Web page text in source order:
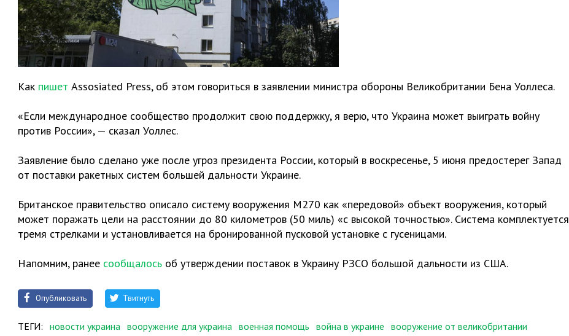
Как пишет Assosiated Press, об этом говориться в заявлении министра обороны Великобритании Бена Уоллеса.
«Если международное сообщество продолжит свою поддержку, я верю, что Украина может выиграть войну
против России», — сказал Уоллес.
Заявление было сделано уже после угроз президента России, который в воскресенье, 5 июня предостерег Запад
от поставки ракетных систем большей дальности Украине.
Британское правительство описало систему вооружения M270 как «передовой» объект вооружения, который
может поражать цели на расстоянии до 80 километров (50 миль) «с высокой точностью». Система комплектуется
тремя стрелками и установливается ​​на бронированной пусковой установке с гусеницами.
Напомним, ранее сообщалось об утверждении поставок в Украину РЗСО большой дальности из США.
Опубликовать Твитнуть
ТЕГИ: новости украина вооружение для украина военная помощь война в украине вооружение от великобритании